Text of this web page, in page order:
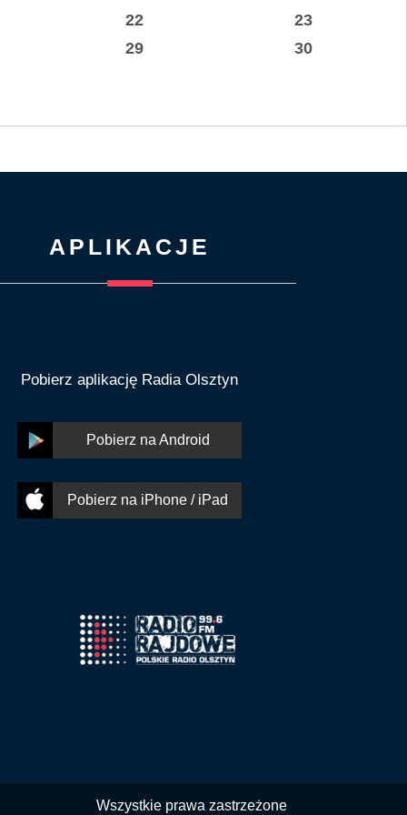
22
23
29
30
APLIKACJE
Pobierz aplikację Radia Olsztyn
Pobierz na Android
Pobierz na iPhone / iPad
Wszystkie prawa zastrzeżone